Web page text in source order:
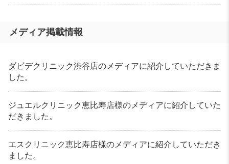
メディア掲載情報
ダビデクリニック渋谷店のメディアに紹介していただきま
した。
ジュエルクリニック恵比寿店様のメディアに紹介していた
だきました。
エスクリニック恵比寿店様のメディアに紹介していただき
ました。